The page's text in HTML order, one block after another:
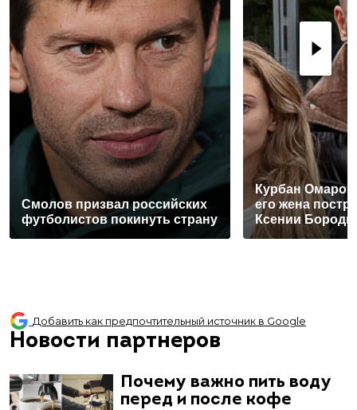
Смолов призвал российских
футболистов покинуть страну
Курбан Омаров
его жена
Ксении
Добавить как предпочтительный источник в Google
Новости партнеров
Почему важно пить воду
перед и после кофе